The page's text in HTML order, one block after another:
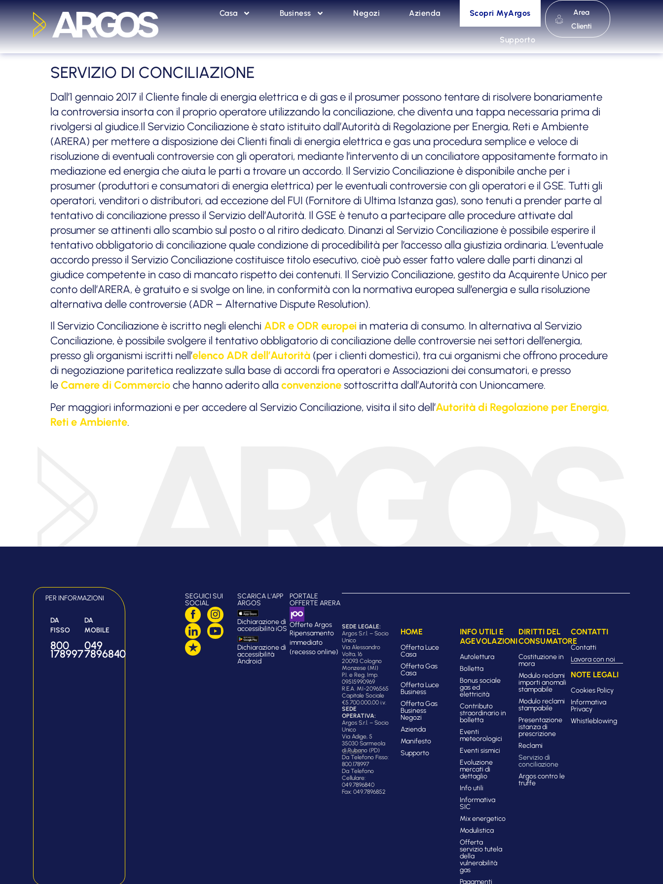
Casa Business Negozi Azienda Scopri MyArgos
Supporto
Area
Clienti
SERVIZIO DI CONCILIAZIONE
Dall’1 gennaio 2017 il Cliente finale di energia elettrica e di gas e il prosumer possono tentare di risolvere bonariamente
la controversia insorta con il proprio operatore utilizzando la conciliazione, che diventa una tappa necessaria prima di
rivolgersi al giudice.Il Servizio Conciliazione è stato istituito dall’Autorità di Regolazione per Energia, Reti e Ambiente
(ARERA) per mettere a disposizione dei Clienti finali di energia elettrica e gas una procedura semplice e veloce di
risoluzione di eventuali controversie con gli operatori, mediante l’intervento di un conciliatore appositamente formato in
mediazione ed energia che aiuta le parti a trovare un accordo. Il Servizio Conciliazione è disponibile anche per i
prosumer (produttori e consumatori di energia elettrica) per le eventuali controversie con gli operatori e il GSE. Tutti gli
operatori, venditori o distributori, ad eccezione del FUI (Fornitore di Ultima Istanza gas), sono tenuti a prender parte al
tentativo di conciliazione presso il Servizio dell’Autorità. Il GSE è tenuto a partecipare alle procedure attivate dal
prosumer se attinenti allo scambio sul posto o al ritiro dedicato. Dinanzi al Servizio Conciliazione è possibile esperire il
tentativo obbligatorio di conciliazione quale condizione di procedibilità per l’accesso alla giustizia ordinaria. L’eventuale
accordo presso il Servizio Conciliazione costituisce titolo esecutivo, cioè può esser fatto valere dalle parti dinanzi al
giudice competente in caso di mancato rispetto dei contenuti. Il Servizio Conciliazione, gestito da Acquirente Unico per
conto dell’ARERA, è gratuito e si svolge on line, in conformità con la normativa europea sull’energia e sulla risoluzione
alternativa delle controversie (ADR – Alternative Dispute Resolution).
Il Servizio Conciliazione è iscritto negli elenchi ADR e ODR europei in materia di consumo. In alternativa al Servizio
Conciliazione, è possibile svolgere il tentativo obbligatorio di conciliazione delle controversie nei settori dell’energia,
presso gli organismi iscritti nell’elenco ADR dell’Autorità (per i clienti domestici), tra cui organismi che offrono procedure
di negoziazione paritetica realizzate sulla base di accordi fra operatori e Associazioni dei consumatori, e presso
leCamere di Commercioche hanno aderito alla convenzionesottoscritta dall’Autorità con Unioncamere.
Per maggiori informazioni e per accedere al Servizio Conciliazione, visita il sito dell’Autorità di Regolazione per Energia,
Reti e Ambiente.
PER INFORMAZIONI
DA
FISSO
800
178997
DA
MOBILE
049
7896840
SEGUICI SUI
SOCIAL
SCARICA L'APP
ARGOS
Dichiarazione di
accessibilità iOS
Dichiarazione di
accessibilità
Android
PORTALE
OFFERTE ARERA
Offerte Argos
Ripensamento
immediato
(recesso online)
SEDE LEGALE:
Argos S.r.l. – Socio
Unico
Via Alessandro
Volta, 16
20093 Cologno
Monzese (MI)
P.I. e Reg. Imp.
09515990969
R.E.A. MI-2096565
Capitale Sociale
€5.700.000,00 i.v.
SEDE
OPERATIVA:
Argos S.r.l. – Socio
Unico
Via Adige, 5
35030 Sarmeola
di Rubano (PD)
Da Telefono Fisso:
800.178997
Da Telefono
Cellulare:
049.7896840
Fax: 049.7896852
Credits
HOME
Offerta Luce
Casa
Offerta Gas
Casa
Offerta Luce
Business
Offerta Gas
Business
Negozi
Azienda
Manifesto
Supporto
INFO UTILI E
AGEVOLAZIONI
Autolettura
Bolletta
Bonus sociale
gas ed
elettricità
Contributo
straordinario in
bolletta
Eventi
meteorologici
Eventi sismici
Evoluzione
mercati di
dettaglio
Info utili
Informativa
SIC
Mix energetico
Modulistica
Offerta
servizio tutela
della
vulnerabilità
gas
Pagamenti
DIRITTI DEL
CONSUMATORE
Costituzione in
mora
Modulo reclami
importi anomali
stampabile
Modulo reclami
stampabile
Presentazione
istanza di
prescrizione
Reclami
Servizio di
conciliazione
Argos contro le
truffe
CONTATTI
Contatti
Lavora con noi
NOTE LEGALI
Cookies Policy
Informativa
Privacy
Whistleblowing